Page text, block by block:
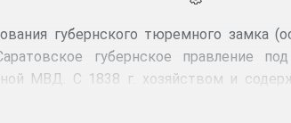
губернского тюремного замка
губернское правление под
МВД. С 1838 г. хозяйством и